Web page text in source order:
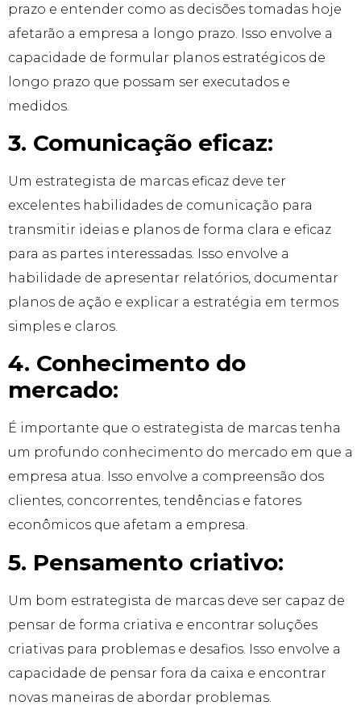
prazo e entender como as decisões tomadas hoje
afetarão a empresa a longo prazo. Isso envolve a
capacidade de formular planos estratégicos de
longo prazo que possam ser executados e
medidos.
3. Comunicação eficaz:
Um estrategista de marcas eficaz deve ter
excelentes habilidades de comunicação para
transmitir ideias e planos de forma clara e eficaz
para as partes interessadas. Isso envolve a
habilidade de apresentar relatórios, documentar
planos de ação e explicar a estratégia em termos
simples e claros.
4. Conhecimento do
mercado:
É importante que o estrategista de marcas tenha
um profundo conhecimento do mercado em que a
empresa atua. Isso envolve a compreensão dos
clientes, concorrentes, tendências e fatores
econômicos que afetam a empresa.
5. Pensamento criativo:
Um bom estrategista de marcas deve ser capaz de
pensar de forma criativa e encontrar soluções
criativas para problemas e desafios. Isso envolve a
capacidade de pensar fora da caixa e encontrar
novas maneiras de abordar problemas.